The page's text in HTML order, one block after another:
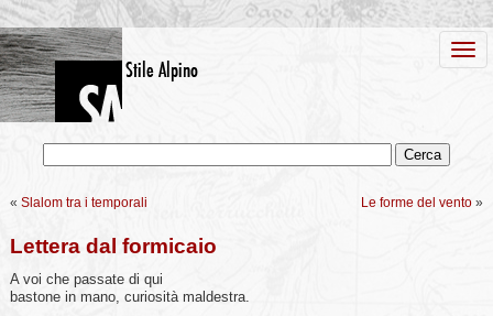
« Slalom tra i temporali Le forme del vento »
Lettera dal formicaio
A voi che passate di qui
bastone in mano, curiosità maldestra.